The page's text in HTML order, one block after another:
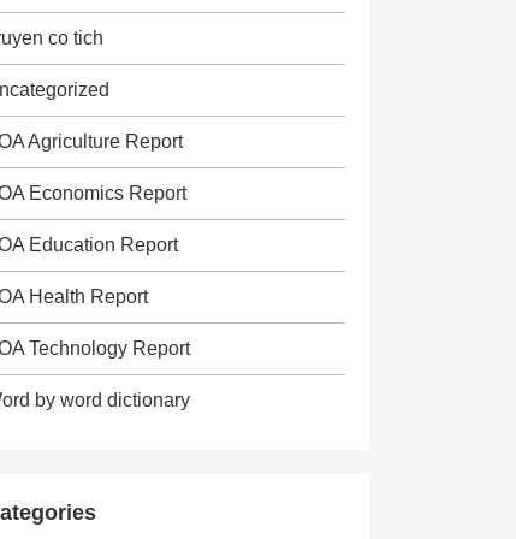
co tich
Agriculture Report
Economics Report
Education Report
Health Report
Technology Report
by word dictionary